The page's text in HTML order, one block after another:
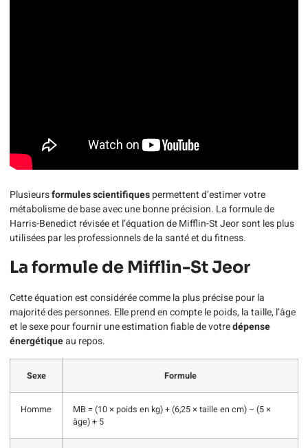
Plusieursformules scientifiquespermettent d’estimer votre
métabolisme de base avec une bonne précision. La formule de
Harris-Benedict révisée et l’équation de Mifflin-St Jeor sont les plus
utilisées par les professionnels de la santé et du fitness.
La formule de Mifflin-St Jeor
Cette équation est considérée comme la plus précise pour la
majorité des personnes. Elle prend en compte le poids, la taille, l’âge
et le sexe pour fournir une estimation fiable de votredépense
énergétiqueau repos.
Sexe Formule
Homme
MB = (10 × poids en kg) + (6,25 × taille en cm) – (5 ×
âge) + 5